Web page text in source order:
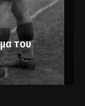
του